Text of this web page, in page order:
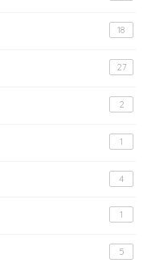
18
27
2
1
4
1
5